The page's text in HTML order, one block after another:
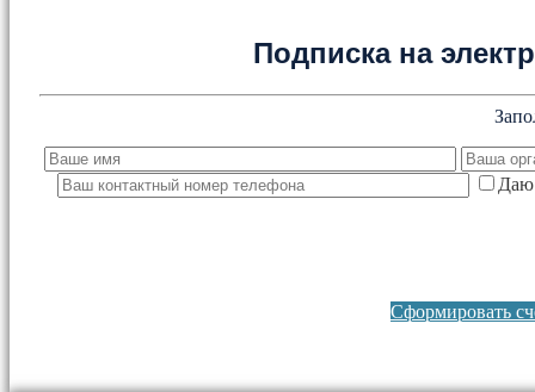
Подписка на
Даю
Сформировать